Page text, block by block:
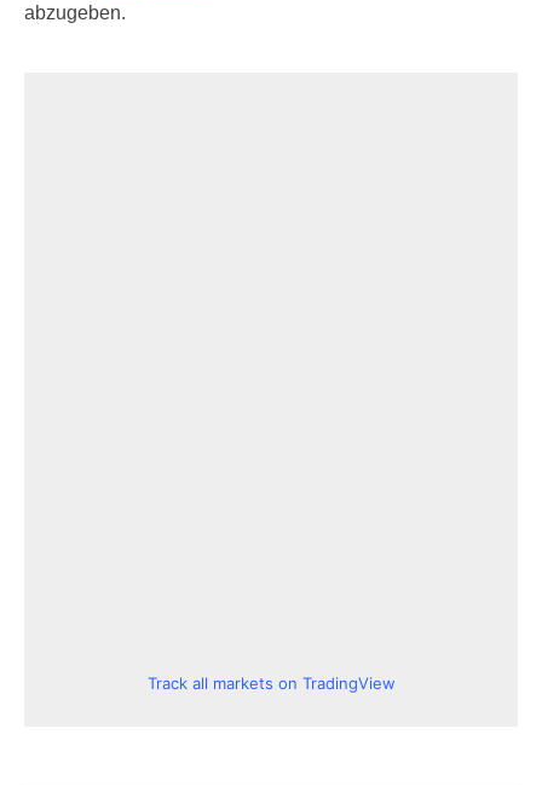
abzugeben.
Track all markets on TradingView